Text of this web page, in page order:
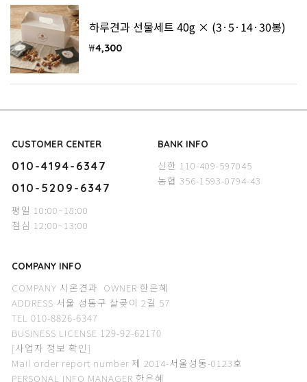
하루견과 선물세트 40g × (3·5·14·30봉)
₩4,300
CUSTOMER CENTER
010-4194-6347
010-5209-6347
평일 10:00~18:00
점심 12:00~13:00
BANK INFO
신한 110-409-597045
농협 356-1593-0794-43
COMPANY INFO
COMPANY 시온견과 OWNER 한은혜
ADDRESS 서울 성동구 살곶이 2길 57
TEL 010-8826-6347
BUSINESS LICENSE 129-92-62170
[사업자 정보 확인]
Mail order report number 제 2014-서울성동-0123호
PERSONAL INFO MANAGER 한은혜